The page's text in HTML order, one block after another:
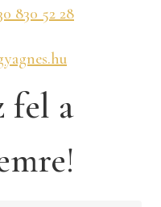
830 52 28
fel a